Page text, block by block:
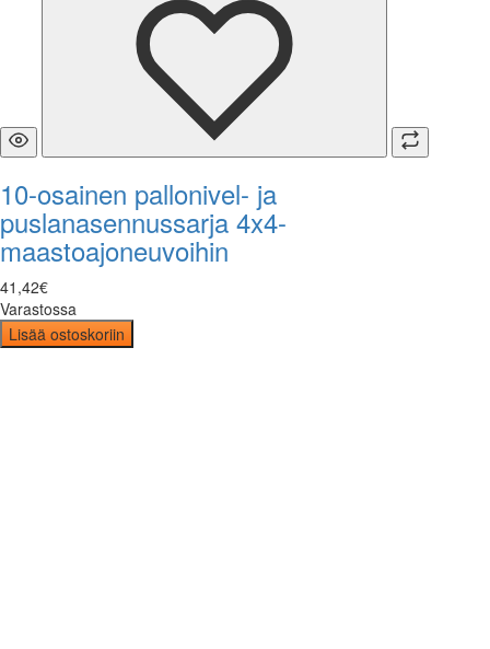
10-osainen pallonivel- ja
puslanasennussarja 4x4-
maastoajoneuvoihin
41 ,42€
Varastossa
Lisää ostoskoriin